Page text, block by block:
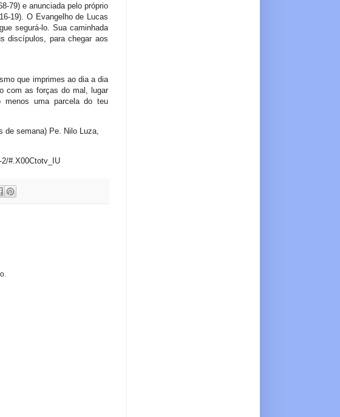
79) e anunciada pelo próprio
19). O Evangelho de Lucas
segurá-lo. Sua caminhada
discípulos, para chegar aos
que imprimes ao dia a dia
com as forças do mal, lugar
uma parcela do teu
de semana) Pe. Nilo Luza,
#.X00Ctotv_IU